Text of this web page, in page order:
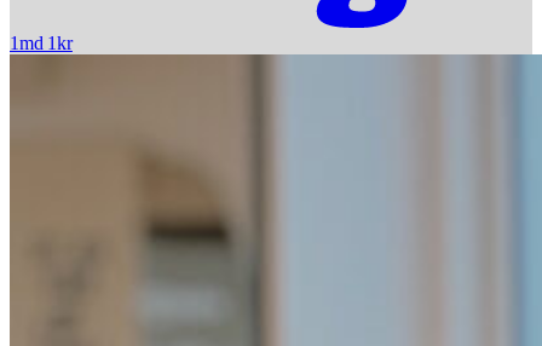
1md 1kr